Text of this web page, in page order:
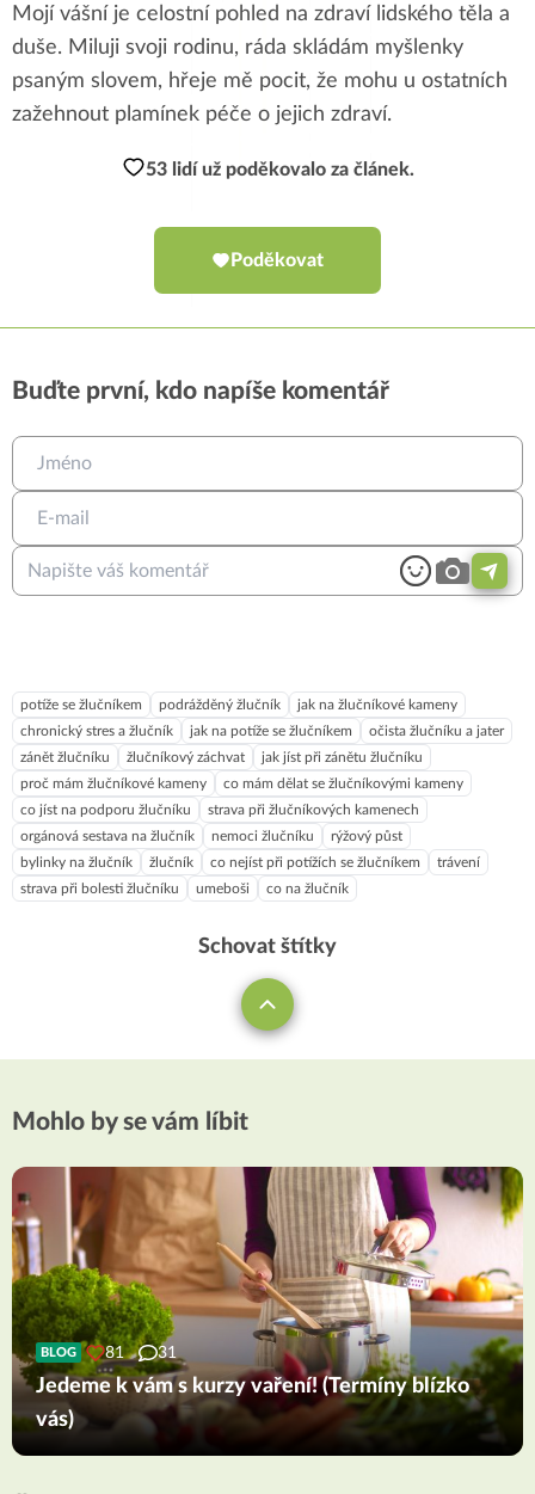
Mojí vášní je celostní pohled na zdraví lidského těla a
duše. Miluji svoji rodinu, ráda skládám myšlenky
psaným slovem, hřeje mě pocit, že mohu u ostatních
zažehnout plamínek péče o jejich zdraví.
53 lidí už poděkovalo za článek.
Poděkovat
Buďte první, kdo napíše komentář
potíže se žlučníkem podrážděný žlučník
jak na žlučníkové kameny
chronický stres a žlučník
jak na potíže se žlučníkem
očista žlučníku a jater
zánět žlučníku
žlučníkový záchvat
jak jíst při zánětu žlučníku
proč mám žlučníkové kameny
co mám dělat se žlučníkovými kameny
co jíst na podporu žlučníku
strava při žlučníkových kamenech
orgánová sestava na žlučník
nemoci žlučníku
rýžový půst
bylinky na žlučník
žlučník co nejíst při potížích se žlučníkem
trávení
strava při bolesti žlučníku
umeboši co na žlučník
Schovat štítky
Mohlo by se vám líbit
BLOG 81 31
Jedeme k vám s kurzy vaření! (Termíny blízko
vás)